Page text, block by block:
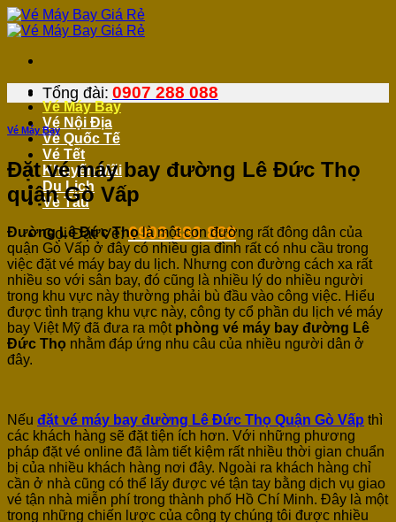
Bỏ
qua
dung
Vé Máy Bay
Vé Nội Địa
Vé Quốc Tế
Vé Tết
Khuyến Mãi
Du Lịch
Vé Tàu
Gọi Đặt Vé: 0908 380 888
Tổng đài: 0907 288 088
Vé Máy Bay
Đặt vé máy bay đường Lê Đức Thọ
quận Gò Vấp
Đường Lê Đức Thọlà một con đường rất đông dân của
quận Gò Vấp ở đây có nhiều gia đình rất có nhu cầu trong
việc đặt vé máy bay du lịch. Nhưng con đường cách xa rất
nhiều so với sân bay, đó cũng là nhiều lý do nhiều người
trong khu vực này thường phải bù đầu vào công việc. Hiểu
được tình trạng khu vực này, công ty cổ phần du lịch vé máy
bay Việt Mỹ đã đưa ra một phòng vé máy bay đường Lê
Đức Thọ nhằm đáp ứng nhu câu của nhiều người dân ở
đây.
Nếu đặt vé máy bay đường Lê Đức Thọ Quận Gò Vấp thì
các khách hàng sẽ đặt tiện ích hơn. Với những phương
pháp đặt vé online đã làm tiết kiệm rất nhiều thời gian chuẩn
bị của nhiều khách hàng nơi đây. Ngoài ra khách hàng chỉ
cần ở nhà cũng có thể lấy được vé tận tay bằng dịch vụ giao
vé tận nhà miễn phí trong thành phố Hồ Chí Minh. Đây là một
trong những chiến lược của công ty chúng tôi được nhiều